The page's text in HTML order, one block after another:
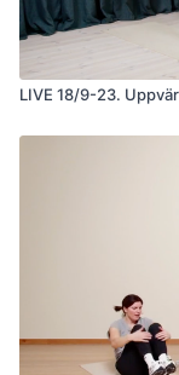
LIVE 18/9-23.